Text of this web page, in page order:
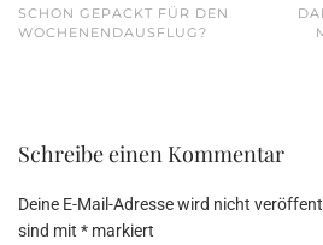
SCHON GEPACKT FÜR DEN
WOCHENENDAUSFLUG?
Schreibe einen Kommentar
Deine E-Mail-Adresse wird nicht
sind mit * markiert